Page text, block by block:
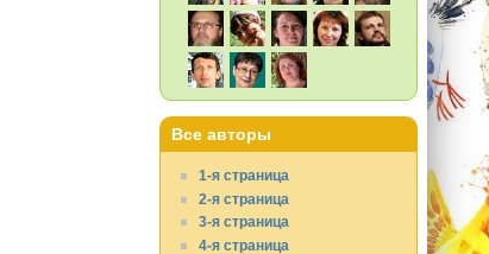
Все авторы
1-я страница
2-я страница
3-я страница
4-я страница